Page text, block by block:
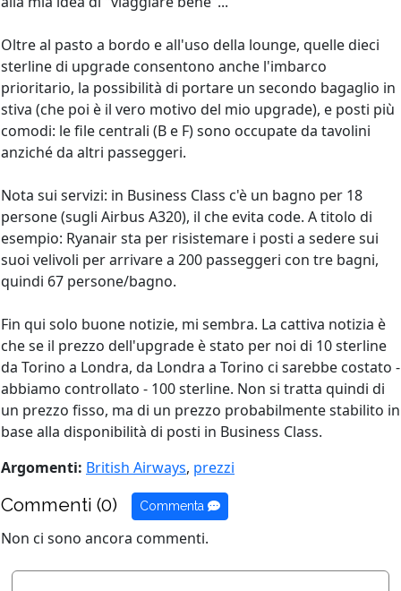
Oltre al pasto a bordo e all'uso della lounge, quelle dieci
sterline di upgrade consentono anche l'imbarco
prioritario, la possibilità di portare un secondo bagaglio in
stiva (che poi è il vero motivo del mio upgrade), e posti più
comodi: le file centrali (B e F) sono occupate da tavolini
anziché da altri passeggeri.
Nota sui servizi: in Business Class c'è un bagno per 18
persone (sugli Airbus A320), il che evita code. A titolo di
esempio: Ryanair sta per risistemare i posti a sedere sui
suoi velivoli per arrivare a 200 passeggeri con tre bagni,
quindi 67 persone/bagno.
Fin qui solo buone notizie, mi sembra. La cattiva notizia è
che se il prezzo dell'upgrade è stato per noi di 10 sterline
da Torino a Londra, da Londra a Torino ci sarebbe costato -
abbiamo controllato - 100 sterline. Non si tratta quindi di
un prezzo fisso, ma di un prezzo probabilmente stabilito in
base alla disponibilità di posti in Business Class.
Argomenti: British Airways, prezzi
Commenti (0) Commenta
Non ci sono ancora commenti.